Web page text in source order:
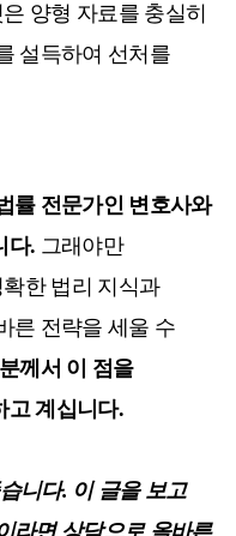
양형 자료를 충실히
설득하여 선처를
률 전문가인 변호사와
다. 그래야만
한 법리 지식과
른 전략을 세울 수
께서 이 점을
고 계십니다.
니다. 이 글을 보고